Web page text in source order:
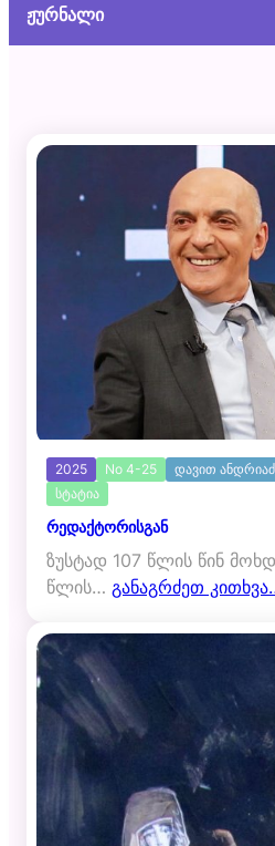
ჟურნალი
2025 No 4-25 დავით
სტატია
რედაქტორისგან
ზუსტად 107 წლის წინ
წლის… განაგრძეთ